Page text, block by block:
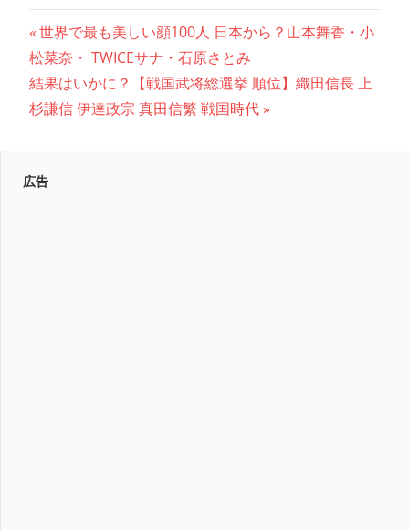
投
稿
ナ
ビ
ゲ
前
の
記
事:
世界で最も美しい顔100人 日本から？山本舞香・小
松菜奈・ TWICEサナ・石原さとみ
次
の
結果はいかに？【戦国武将総選挙 順位】織田信長 上
杉謙信 伊達政宗 真田信繁 戦国時代
広告